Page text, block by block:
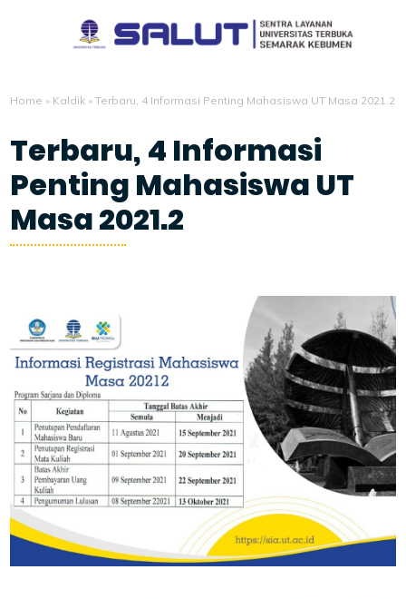
Home » Kaldik »Terbaru, 4 Informasi Penting Mahasiswa UT Masa 2021.2
Terbaru, 4 Informasi
Penting Mahasiswa UT
Masa 2021.2